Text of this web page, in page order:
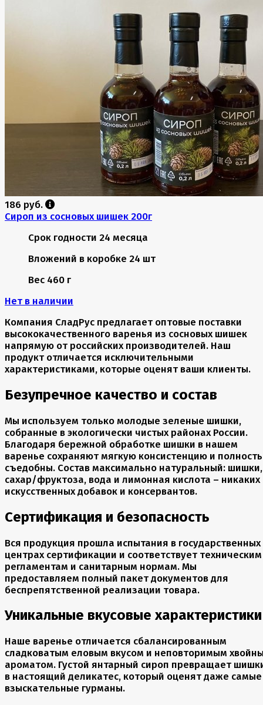
186 руб.
Сироп из сосновых шишек 200г
Срок годности 24 месяца
Вложений в коробке 24 шт
Вес 460 г
Нет в наличии
Компания СладРус предлагает оптовые поставки
высококачественного варенья из сосновых шишек
напрямую от российских производителей. Наш
продукт отличается исключительными
характеристиками, которые оценят ваши клиенты.
Безупречное качество и состав
Мы используем только молодые зеленые шишки,
собранные в экологически чистых районах России.
Благодаря бережной обработке шишки в нашем
варенье сохраняют мягкую консистенцию и
съедобны. Состав максимально натуральный: шишки,
сахар/фруктоза, вода и лимонная кислота – никаких
искусственных добавок и консервантов.
Сертификация и безопасность
Вся продукция прошла испытания в государственных
центрах сертификации и соответствует техническим
регламентам и санитарным нормам. Мы
предоставляем полный пакет документов для
беспрепятственной реализации товара.
Уникальные вкусовые характеристики
Наше варенье отличается сбалансированным
сладковатым еловым вкусом и неповторимым
ароматом. Густой янтарный сироп превращает
в настоящий деликатес, который оценят даже самые
взыскательные гурманы.